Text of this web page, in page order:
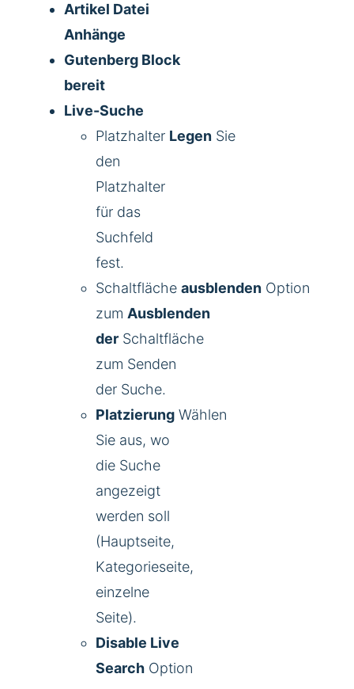
Artikel Datei
Anhänge
Gutenberg Block
bereit
Live-Suche
Platzhalter Legen Sie
den
Platzhalter
für das
Suchfeld
fest.
Schaltfläche ausblenden Option
zum Ausblenden
der Schaltfläche
zum Senden
der Suche.
Platzierung Wählen
Sie aus, wo
die Suche
angezeigt
werden soll
(Hauptseite,
Kategorieseite,
einzelne
Seite).
Disable Live
Search Option